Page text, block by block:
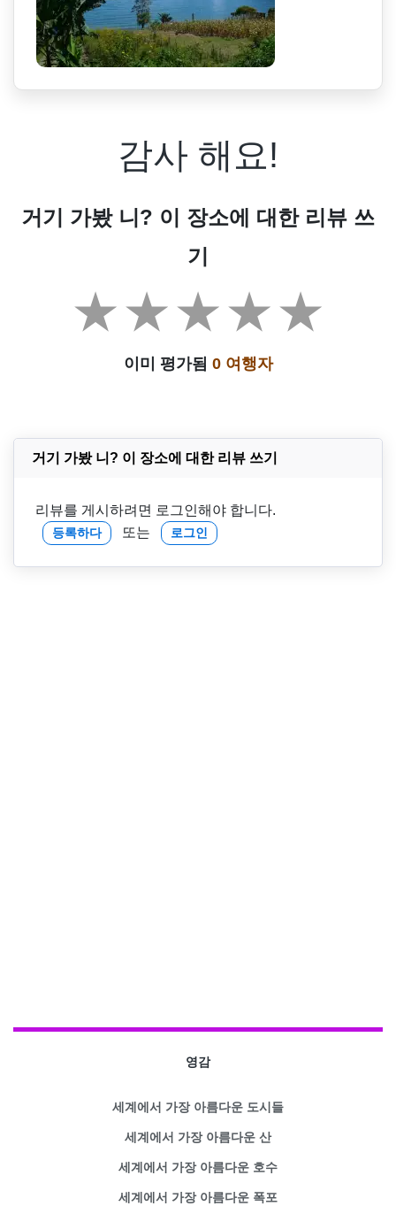
감사 해요!
거기 가봤 니? 이 장소에 대한 리뷰 쓰
기
이미 평가됨 0 여행자
거기 가봤 니? 이 장소에 대한 리뷰 쓰기
리뷰를 게시하려면 로그인해야 합니다.
등록하다 또는 로그인
영감
세계에서 가장 아름다운 도시들
세계에서 가장 아름다운 산
세계에서 가장 아름다운 호수
세계에서 가장 아름다운 폭포